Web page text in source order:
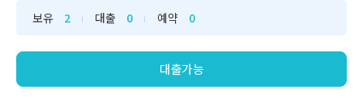
계가 아니라 바로 우리의 뇌 속에서 시작된다는 사실을
통렬하게 일깨운다. 뇌과학자로서, 더없이 동의한다.”
_정재승, KAIST 뇌인지과학과 교수★ 김경일 교수, 정
재승 교수 강력 추천! ★★ 〈뉴욕타임스〉...
보유 2 대출 0 예약 0
대출가능